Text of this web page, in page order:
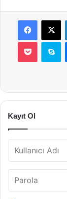
Facebook
X
Pocket
Kayıt Ol